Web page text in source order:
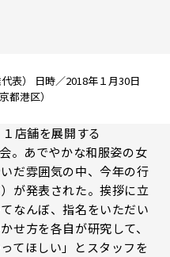
表） 日時／2018年１月30日
都港区）
店舗を展開する
。あでやかな和服姿の女
だ雰囲気の中、今年の行
が発表された。挨拶に立
なんぼ、指名をいただい
せ方を各自が研究して、
てほしい」とスタッフを